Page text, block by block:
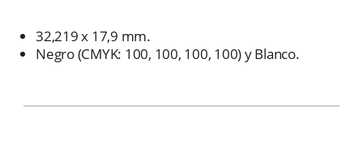
32,219 x 17,9 mm.
Negro (CMYK: 100, 100, 100, 100) y Blanco.